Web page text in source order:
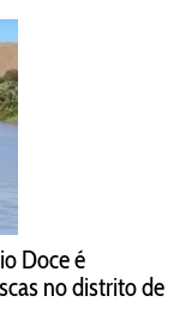
Doce é
no distrito de